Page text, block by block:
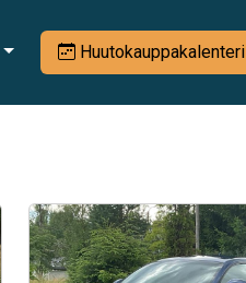
Huutokauppakalenteri